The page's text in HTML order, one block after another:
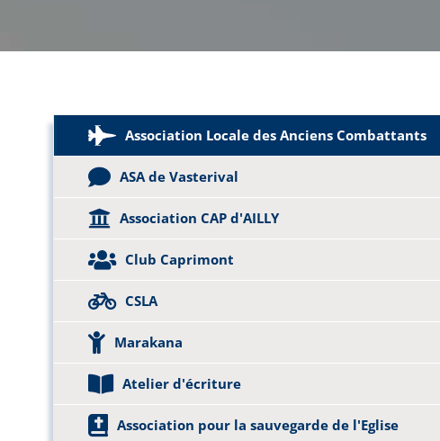
Association Locale des Anciens Combattants
ASA de Vasterival
Association CAP d'AILLY
Club Caprimont
CSLA
Marakana
Atelier d'écriture
Association pour la sauvegarde de l'Eglise